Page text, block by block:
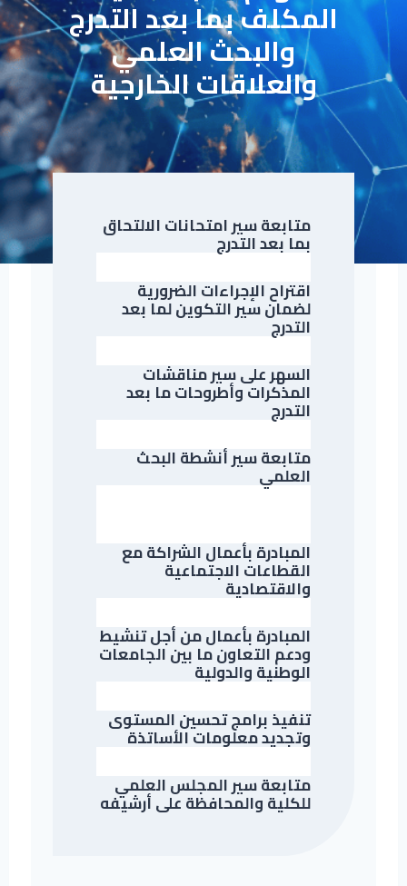
المكلف بما بعد التدرج
والبحث العلمي
والعلاقات الخارجية
متابعة سير امتحانات الالتحاق
بما بعد التدرج
اقتراح الإجراءات الضرورية
لضمان سير التكوين لما بعد
التدرج
السهر على سير مناقشات
المذكرات وأطروحات ما بعد
التدرج
متابعة سير أنشطة البحث
العلمي
المبادرة بأعمال الشراكة مع
القطاعات الاجتماعية
والاقتصادية
المبادرة بأعمال من أجل تنشيط
ودعم التعاون ما بين الجامعات
الوطنية والدولية
تنفيذ برامج تحسين المستوى
وتجديد معلومات الأساتذة
متابعة سير المجلس العلمي
للكلية والمحافظة على أرشيفه